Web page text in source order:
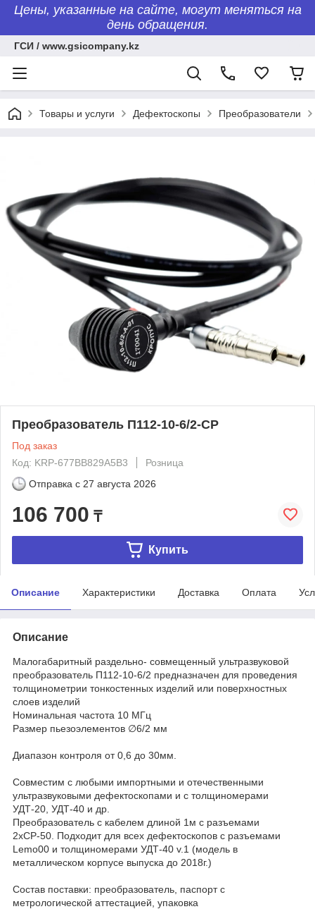
Цены, указанные на сайте, могут меняться на
день обращения.
ГСИ / www.gsicompany.kz
Товары и услуги Дефектоскопы Преобразователи
Преобразователь П112-10-6/2-СР
Под заказ
Код: KRP-677BB829A5B3
Розница
Отправка с 27 августа 2026
106 700 ₸
Купить
Описание Характеристики Доставка Оплата
Описание
Малогабаритный раздельно- совмещенный ультразвуковой
преобразователь П112-10-6/2 предназначен для проведения
толщинометрии тонкостенных изделий или поверхностных
слоев изделий
Номинальная частота 10 МГц
Размер пьезоэлементов ∅6/2 мм
Диапазон контроля от 0,6 до 30мм.
Совместим с любыми импортными и отечественными
ультразвуковыми дефектоскопами и с толщиномерами
УДТ-20, УДТ-40 и др.
Преобразователь с кабелем длиной 1м с разъемами
2хСР-50. Подходит для всех дефектоскопов с разъемами
Lemo00 и толщиномерами УДТ-40 v.1 (модель в
металлическом корпусе выпуска до 2018г.)
Состав поставки: преобразователь, паспорт с
метрологической аттестацией, упаковка